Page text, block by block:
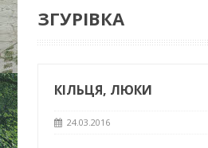
ЗГУРІВКА
КІЛЬЦЯ, ЛЮКИ
24.03.2016